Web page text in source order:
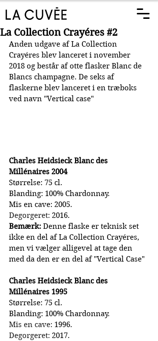
La Collection Crayéres #2
Anden udgave af La Collection
Crayéres blev lanceret i november
2018 og består af otte flasker Blanc de
Blancs champagne. De seks af
flaskerne blev lanceret i en træboks
ved navn "Vertical case"
Charles Heidsieck Blanc des
Millénaires 2004
Størrelse: 75 cl.
Blanding: 100% Chardonnay.
Mis en cave: 2005.
Degorgeret: 2016.
Bemærk: Denne flaske er teknisk set
ikke en del af La Collection Crayéres,
men vi vælger alligevel at tage den
med da den er en del af "Vertical Case"
Charles Heidsieck Blanc des
Millénaires 1995
Størrelse: 75 cl.
Blanding: 100% Chardonnay.
Mis en cave: 1996.
Degorgeret: 2017.